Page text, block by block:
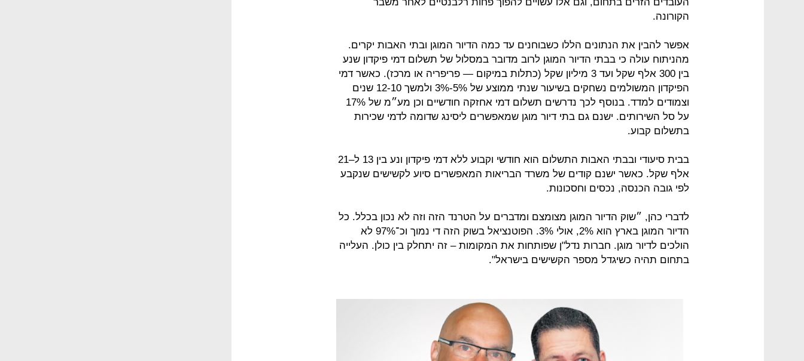
העובדים הזרים בתחום, וגם אלו עשויים להפוך פחות רלבנטיים לאחר משבר
הקורונה.
אפשר להבין את הנתונים הללו כשבוחנים עד כמה הדיור המוגן ובתי האבות יקרים.
מהניתוח עולה כי בבתי הדיור המוגן לרוב מדובר במסלול של תשלום דמי פיקדון שנע
בין 300 אלף שקל ועד 3 מיליון שקל (כתלות במיקום — פריפריה או מרכז). כאשר דמי
הפיקדון המשולמים נשחקים בשיעור שנתי ממוצע של 5%-3% ולמשך 12-10 שנים
וצמודים למדד. בנוסף לכך נדרשים תשלום דמי אחזקה חודשיים וכן מע״מ של 17%
על סל השירותים. ישנם גם בתי דיור מוגן שמאפשרים ליסינג שדומה לדמי שכירות
בתשלום קבוע.
בבית סיעודי ובבתי האבות התשלום הוא חודשי וקבוע ללא דמי פיקדון ונע בין 13 ל–21
אלף שקל. כאשר ישנם קודים של משרד הבריאות המאפשרים סיוע לקשישים שנקבע
לפי גובה הכנסה, נכסים וחסכונות.
לדברי כהן, ״שוק הדיור המוגן מצומצם ומדברים על הטרנד הזה וזה לא נכון בכלל. כל
הדיור המוגן בארץ הוא 2%, אולי 3%. הפוטנציאל בשוק הזה די נמוך וכ־97% לא
הולכים לדיור מוגן. חברות נדל"ן שפותחות את המקומות – זה יתחלק בין כולן. העלייה
בתחום תהיה כשיגדל מספר הקשישים בישראל".